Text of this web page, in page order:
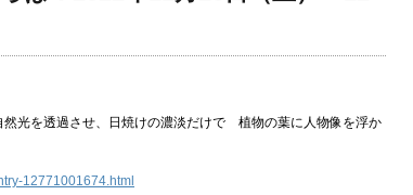
光を透過させ、日焼けの濃淡だけで 植物の葉に人物像を浮か
12771001674.html